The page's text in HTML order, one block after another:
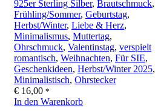
925er Sterling Silber, Brautschmuck,
Frühling/Sommer, Geburtstag,
Herbst/Winter, Liebe & Herz,
Minimalismus, Muttertag,
Ohrschmuck, Valentinstag, verspielt
romantisch, Weihnachten, Für SIE,
Geschenkideen, Herbst/Winter 2025,
Minimalistisch, Ohrstecker
€ 16,00 *
In den Warenkorb